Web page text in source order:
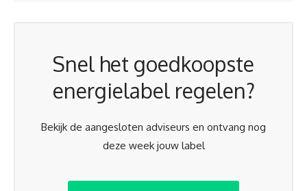
Snel het goedkoopste
energielabel regelen?
Bekijk de aangesloten adviseurs en ontvang nog
deze week jouw label